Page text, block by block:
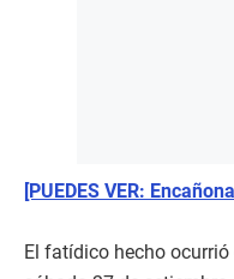
[PUEDES VER:
El fatídico hecho ocurrió